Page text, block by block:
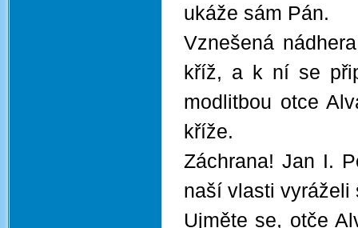
ukáže sám Pán.
Vznešená
kříž, a k ní se
modlitbou otce
kříže.
Záchrana! Jan I.
naší vlasti vyráželi
Ujměte se, otče